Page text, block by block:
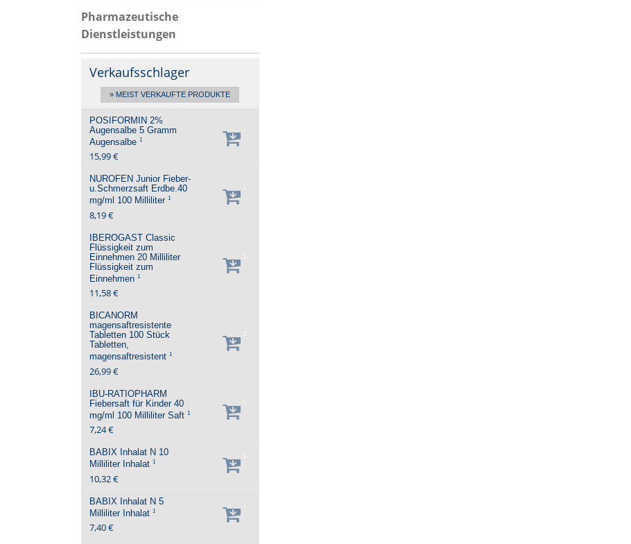
Pharmazeutische
Dienstleistungen
Verkaufsschlager
» MEIST VERKAUFTE PRODUKTE
POSIFORMIN 2%
Augensalbe5 Gramm
Augensalbe 1
15,99 €
NUROFEN Junior Fieber-
u.Schmerzsaft Erdbe.40
mg/ml 100 Milliliter1
8,19 €
IBEROGAST Classic
Flüssigkeit zum
Einnehmen 20 Milliliter
Flüssigkeit zum
Einnehmen 1
11,58 €
BICANORM
magensaftresistente
Tabletten 100 Stück
Tabletten,
magensaftresistent 1
26,99 €
IBU-RATIOPHARM
Fiebersaft für Kinder 40
mg/ml 100 MilliliterSaft 1
7,24 €
BABIX Inhalat N 10
Milliliter Inhalat 1
10,32 €
BABIX Inhalat N5
Milliliter Inhalat 1
7,40 €